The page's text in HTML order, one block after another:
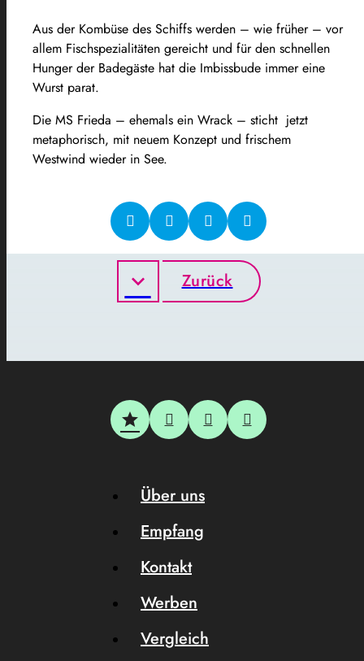
Aus der Kombüse des Schiffs werden – wie früher – vor
allem Fischspezialitäten gereicht und für den schnellen
Hunger der Badegäste hat die Imbissbude immer eine
Wurst parat.
Die MS Frieda – ehemals ein Wrack – sticht jetzt
metaphorisch, mit neuem Konzept und frischem
Westwind wieder in See.
Zurück
Über uns
Empfang
Kontakt
Werben
Vergleich